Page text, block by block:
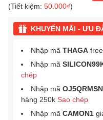
(Tiết kiệm: 50.000₫)
KHUYẾN MÃI - ƯU
Nhập mã THAGA
Nhập mã
chép
Nhập mã
hàng 250k Sao chép
Nhập mã CAMON1